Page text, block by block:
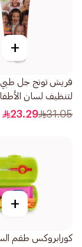
+
فريش تونج جل
لتنظيف لسان
الفراولة اللذيذة 85جرام
31.05
23.29
+
كورابروكس طقم